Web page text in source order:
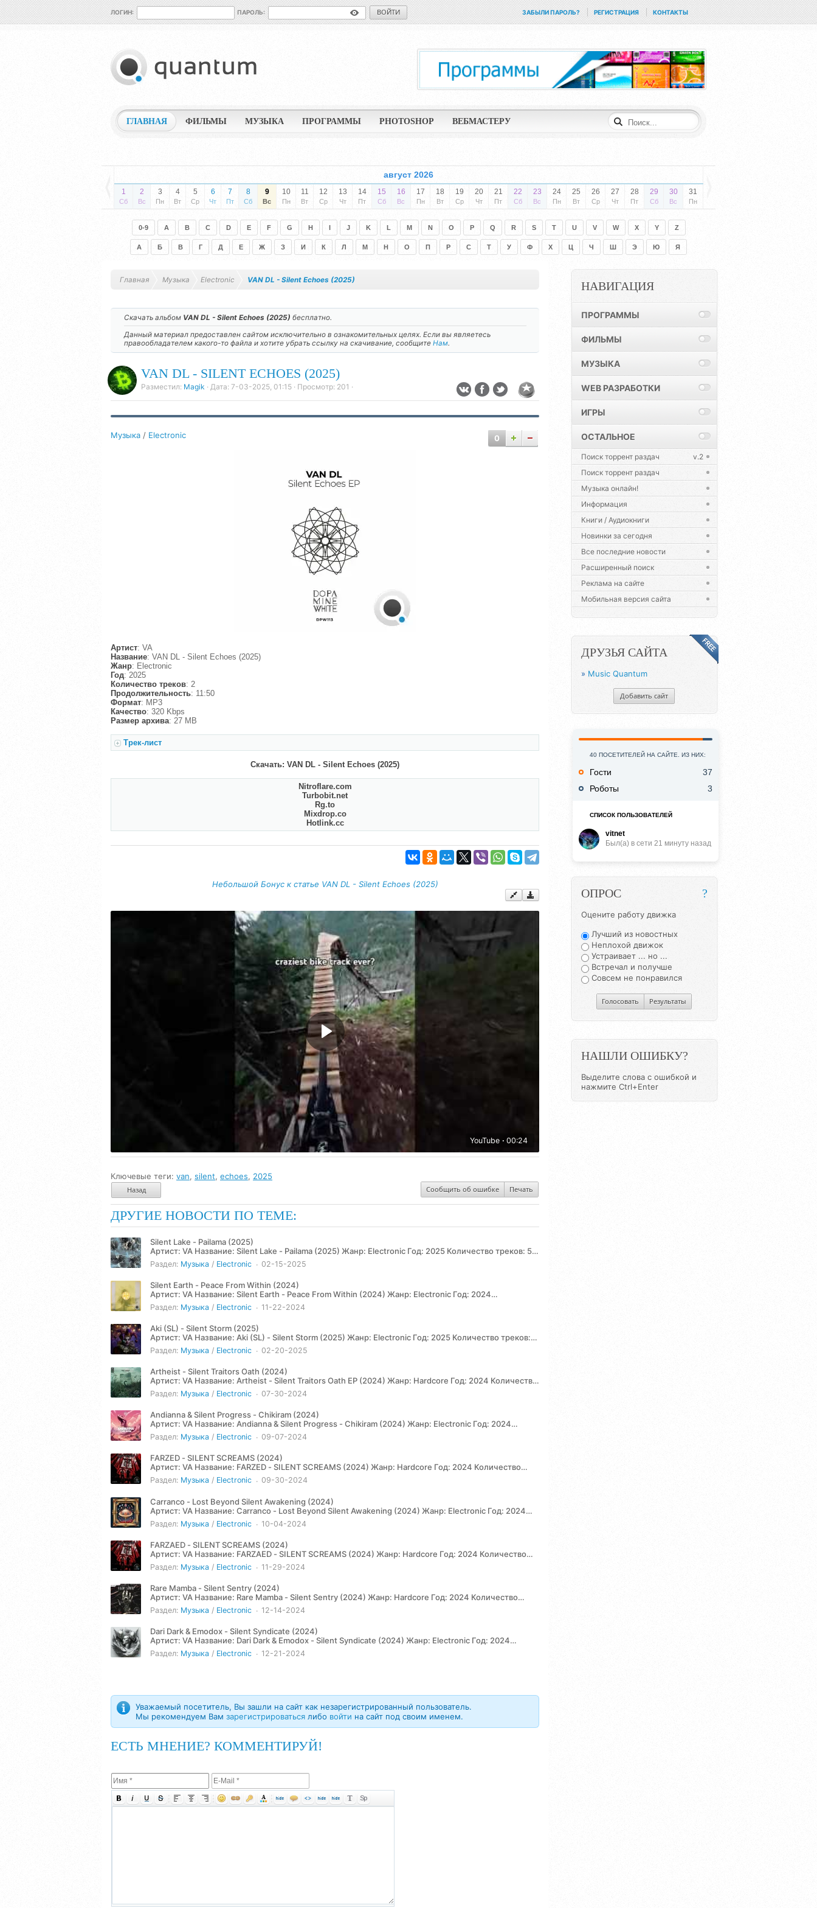
ЛОГИН: ПАРОЛЬ: ВОЙТИ ЗАБЫЛИ ПАРОЛЬ? РЕГИСТРАЦИЯ КОНТАКТЫ
ГЛАВНАЯ ФИЛЬМЫ МУЗЫКА ПРОГРАММЫ PHOTOSHOP ВЕБМАСТЕРУ
август 2026
1
Сб
2
Вс
3
Пн
4
Вт
5
Ср
6
Чт
7
Пт
8
Сб
9
Вс
10
Пн
11
Вт
12
Ср
13
Чт
14
Пт
15
Сб
16
Вс
17
Пн
18
Вт
19
Ср
20
Чт
21
Пт
22
Сб
23
Вс
24
Пн
25
Вт
26
Ср
27
Чт
28
Пт
29
Сб
30
Вс
31
Пн
0-9 A B C D E F G H I J K L M N O P Q R S T U V W X Y Z
А Б В Г Д Е Ж З И К Л М Н О П Р С Т У Ф Х Ц Ч Ш Э Ю Я
Главная Музыка Electronic VAN DL - Silent Echoes (2025)
Скачать альбом VAN DL - Silent Echoes (2025) бесплатно.
Данный материал предоставлен сайтом исключительно в ознакомительных целях. Если вы являетесь
правообладателем какого-то файла и хотите убрать ссылку на скачивание, сообщите Нам.
VAN DL - SILENT ECHOES (2025)
Разместил: Magik · Дата: 7-03-2025, 01:15 · Просмотр: 201 ·
Музыка / Electronic 0
Артист: VA
Название: VAN DL - Silent Echoes (2025)
Жанр: Electronic
Год: 2025
Количество треков: 2
Продолжительность: 11:50
Формат: MP3
Качество: 320 Kbps
Размер архива: 27 MB
Трек-лист
Скачать: VAN DL - Silent Echoes (2025)
Nitroflare.com
Turbobit.net
Rg.to
Mixdrop.co
Hotlink.cc
Небольшой Бонус к статье VAN DL - Silent Echoes (2025)
YouTube 00:24
Ключевые теги: van, silent, echoes, 2025
Назад Сообщить об ошибке Печать
ДРУГИЕ НОВОСТИ ПО ТЕМЕ:
Silent Lake - Pailama (2025)
Артист: VA Название: Silent Lake - Pailama (2025) Жанр: Electronic Год: 2025 Количество треков: 5
Продолжительность:...
02-15-2025
Раздел: Музыка / Electronic
Silent Earth - Peace From Within (2024)
Артист: VA Название: Silent Earth - Peace From Within (2024) Жанр: Electronic Год: 2024
Количество треков: 2...
11-22-2024
Раздел: Музыка / Electronic
Aki (SL) - Silent Storm (2025)
Артист: VA Название: Aki (SL) - Silent Storm (2025) Жанр: Electronic Год: 2025 Количество треков:
1...
02-20-2025
Раздел: Музыка / Electronic
Artheist - Silent Traitors Oath (2024)
Артист: VA Название: Artheist - Silent Traitors Oath EP (2024) Жанр: Hardcore Год: 2024 Количество
треков: 3...
07-30-2024
Раздел: Музыка / Electronic
Andianna & Silent Progress - Chikiram (2024)
Артист: VA Название: Andianna & Silent Progress - Chikiram (2024) Жанр: Electronic Год: 2024
Количество треков: 2...
09-07-2024
Раздел: Музыка / Electronic
FARZED - SILENT SCREAMS (2024)
Артист: VA Название: FARZED - SILENT SCREAMS (2024) Жанр: Hardcore Год: 2024 Количество
треков: 1 Продолжительность:...09-30-2024
Раздел: Музыка / Electronic
Carranco - Lost Beyond Silent Awakening (2024)
Артист: VA Название: Carranco - Lost Beyond Silent Awakening (2024) Жанр: Electronic Год: 2024
Количество треков: 4...
10-04-2024
Раздел: Музыка / Electronic
FARZAED - SILENT SCREAMS (2024)
Артист: VA Название: FARZAED - SILENT SCREAMS (2024) Жанр: Hardcore Год: 2024 Количество
треков: 1 Продолжительность:...11-29-2024
Раздел: Музыка / Electronic
Rare Mamba - Silent Sentry (2024)
Артист: VA Название: Rare Mamba - Silent Sentry (2024) Жанр: Hardcore Год: 2024 Количество
треков: 4...
12-14-2024
Раздел: Музыка / Electronic
Dari Dark & Emodox - Silent Syndicate (2024)
Артист: VA Название: Dari Dark & Emodox - Silent Syndicate (2024) Жанр: Electronic Год: 2024
Количество треков: 3...
12-21-2024
Раздел: Музыка / Electronic
Уважаемый посетитель, Вы зашли на сайт как незарегистрированный пользователь.
Мы рекомендуем Вам зарегистрироваться либо войти на сайт под своим именем.
ЕСТЬ МНЕНИЕ? КОММЕНТИРУЙ!
НАВИГАЦИЯ
ПРОГРАММЫ
ФИЛЬМЫ
МУЗЫКА
WEB РАЗРАБОТКИ
ИГРЫ
ОСТАЛЬНОЕ
Поиск торрент раздач
v.2
Поиск торрент раздач
Музыка онлайн!
Информация
Книги / Аудиокниги
Новинки за сегодня
Все последние новости
Расширенный поиск
Реклама на сайте
Мобильная версия сайта
ДРУЗЬЯ САЙТА
» Music Quantum
Добавить сайт
40 ПОСЕТИТЕЛЕЙ НА САЙТЕ. ИЗ НИХ:
Гости
37
Роботы
3
СПИСОК ПОЛЬЗОВАТЕЛЕЙ
vitnet
Был(a) в сети 21 минуту назад
ОПРОС ?
Оцените работу движка
Лучший из новостных
Неплохой движок
Устраивает ... но ...
Встречал и получше
Совсем не понравился
Голосовать Результаты
НАШЛИ ОШИБКУ?
Выделите слова с ошибкой и
нажмите Ctrl+Enter